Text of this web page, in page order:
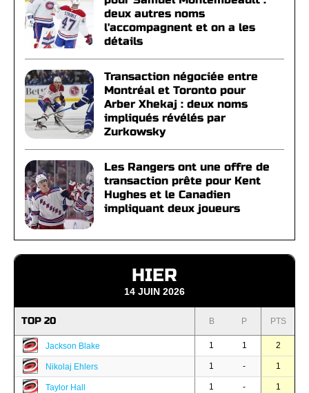
deux autres noms
l'accompagnent et on a les
détails
Transaction négociée entre
Montréal et Toronto pour
Arber Xhekaj : deux noms
impliqués révélés par
Zurkowsky
Les Rangers ont une offre de
transaction prête pour Kent
Hughes et le Canadien
impliquant deux joueurs
HIER
14 JUIN 2026
TOP 20 B P PTS
Jackson Blake 1 1 2
Nikolaj Ehlers 1 - 1
Taylor Hall 1 - 1